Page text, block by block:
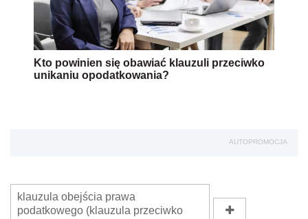
Kto powinien się obawiać klauzuli przeciwko
unikaniu opodatkowania?
AUTOPROMOCJA
klauzula obejścia prawa
podatkowego (klauzula przeciwko